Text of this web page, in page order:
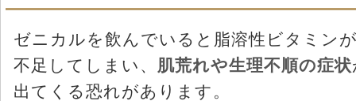
ゼニカルを飲んでいると脂溶性ビタミン
不足してしまい、 肌荒れや生理不順の症状
出てくる恐れがあります。